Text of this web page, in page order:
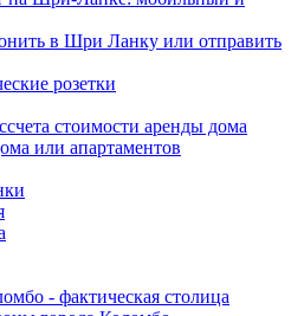
в Шри Ланку или отправить
розетки
стоимости аренды дома
или апартаментов
- фактическая столица